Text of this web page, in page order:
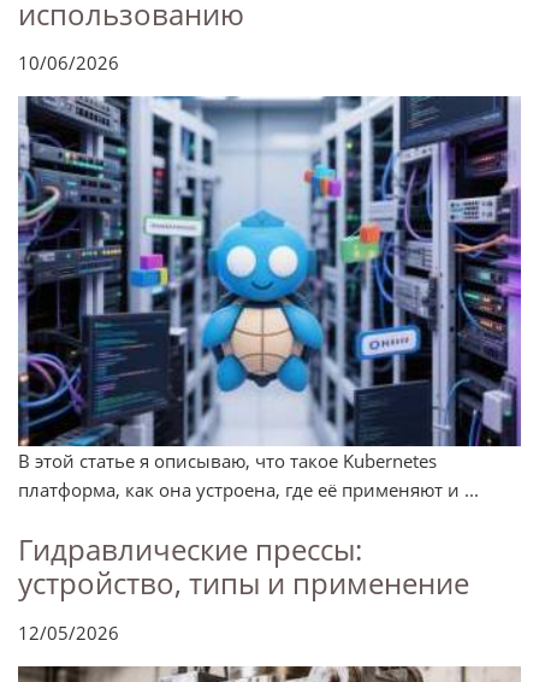
использованию
10/06/2026
В этой статье я описываю, что такое Kubernetes
платформа, как она устроена, где её применяют и ...
Гидравлические прессы:
устройство, типы и применение
12/05/2026